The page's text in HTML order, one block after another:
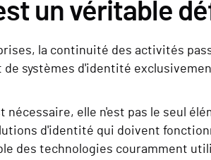
un véritable
la continuité des activités
systèmes d'identité
nécessaire, elle n'est pas le seul
d'identité qui doivent
des technologies couramment